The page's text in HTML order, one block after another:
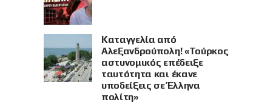
Καταγγελία από
Αλεξανδρούπολη! «Τούρκος
αστυνομικός επέδειξε
ταυτότητα και έκανε
υποδείξεις σε Έλληνα
πολίτη»